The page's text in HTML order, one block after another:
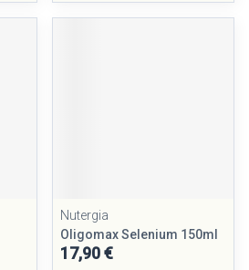
Nutergia
Oligomax Selenium 150ml
17,90 €